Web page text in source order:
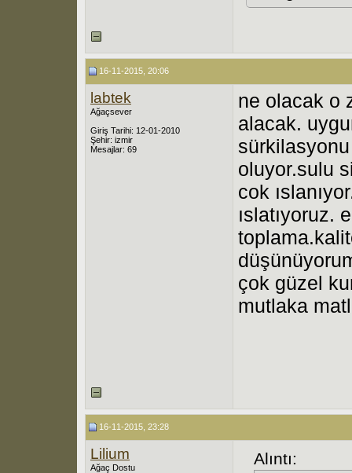
16-11-2015, 20:06
labtek
Ağaçsever
Giriş Tarihi: 12-01-2010
Şehir: izmir
Mesajlar: 69
ne olacak o
alacak.
oluyor.sulu
cok
ıslatıyoruz.
çok güzel
mutlaka
16-11-2015, 23:28
Lilium
Ağaç Dostu Alıntı: